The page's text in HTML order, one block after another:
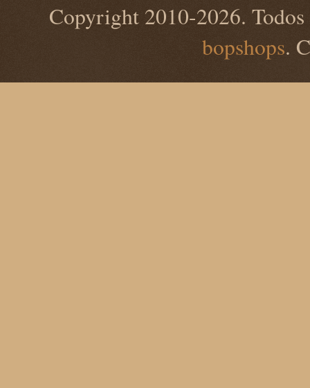
Copyright 2010-2026. Todos
bopshops.